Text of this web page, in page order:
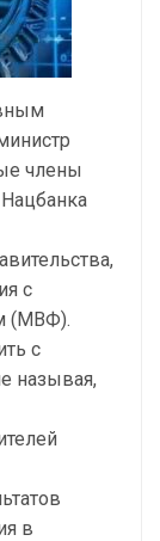
члены
с
(МВФ).
с
называя,
в